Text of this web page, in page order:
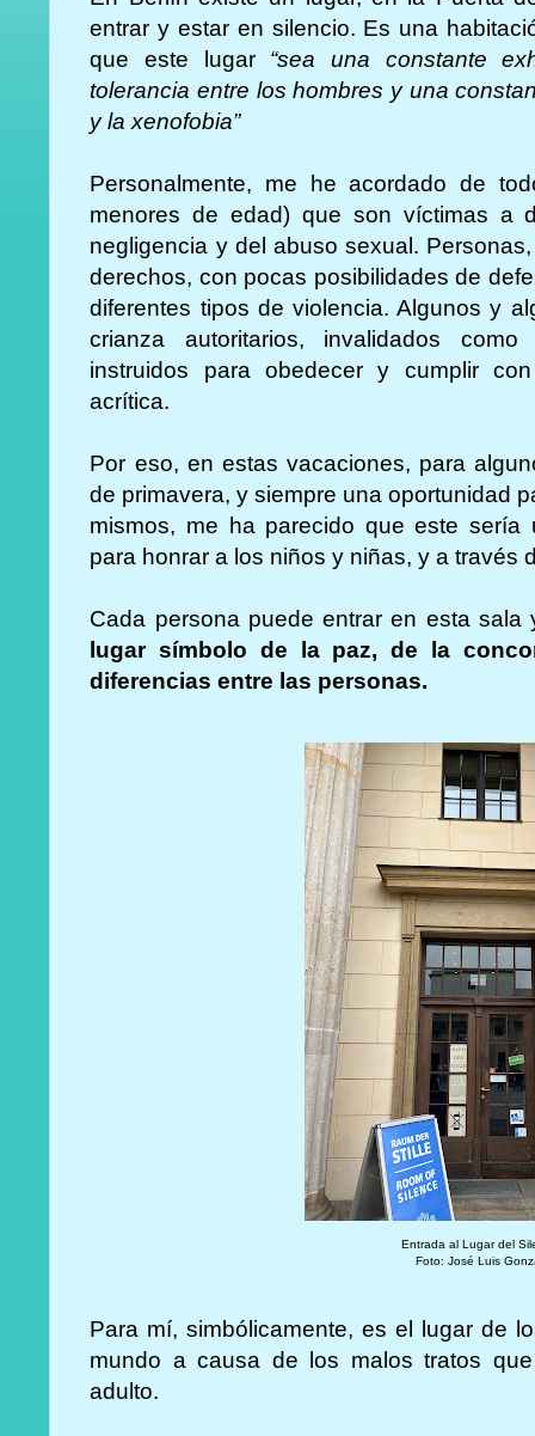
entrar y estar en silencio. Es una
que este lugar “sea una constante
tolerancia entre los hombres y una
y la xenofobia”
Personalmente, me he acordado de
menores de edad) que son víctimas a
negligencia y del abuso sexual.
derechos, con pocas posibilidades de
diferentes tipos de violencia. Algunos y
crianza autoritarios, invalidados
instruidos para obedecer y cumplir
acrítica.
Por eso, en estas vacaciones, para
de primavera, y siempre una oportunidad
mismos, me ha parecido que este
para honrar a los niños y niñas, y a través
Cada persona puede entrar en esta
lugar símbolo de la paz, de la
diferencias entre las personas.
Entrada al Lugar del
Foto: José Luis
Para mí, simbólicamente, es el lugar de
mundo a causa de los malos tratos
adulto.